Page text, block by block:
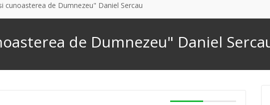
cunoasterea de Dumnezeu" Daniel Sercau
de Dumnezeu" Daniel